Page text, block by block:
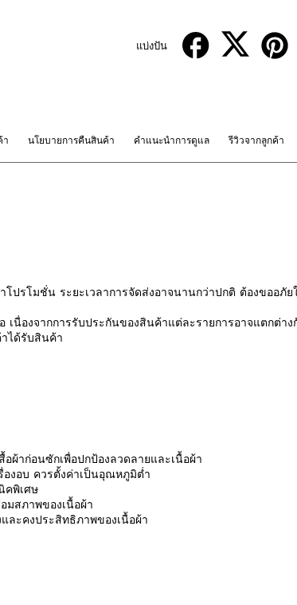
แบ่งปัน
า นโยบายการคืนสินค้า คำแนะนำการดูแล รีวิวจากลูกค้า
โปรโมชั่น ระยะเวลาการจัดส่งอาจนานกว่าปกติ ต้องขออ
นื่องจากการรับประกันของสินค้าแต่ละรายการอาจแตกต่าง
ได้รับสินค้า
าก่อนซักเพื่อปกป้องลวดลายและเนื้อผ้า
งอบ ควรตั้งค่าเป็นอุณหภูมิต่ำ
คพิเศษ
มสภาพของเนื้อผ้า
ละคงประสิทธิภาพของเนื้อผ้า